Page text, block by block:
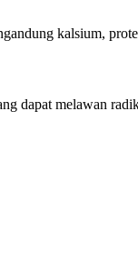
kalsium,
dapat melawan